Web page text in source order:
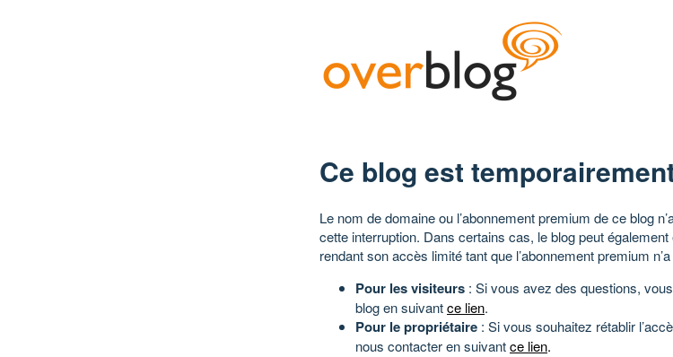
Ce blog est
Le nom de domaine ou l’abonnement premium de ce blog
cette interruption. Dans certains cas, le blog peut
rendant son accès limité tant que l’abonnement premium
Pour les visiteurs : Si vous avez des questions,
blog en suivantce lien.
Pour le propriétaire : Si vous souhaitez rétablir
nous contacter en suivantce lien.